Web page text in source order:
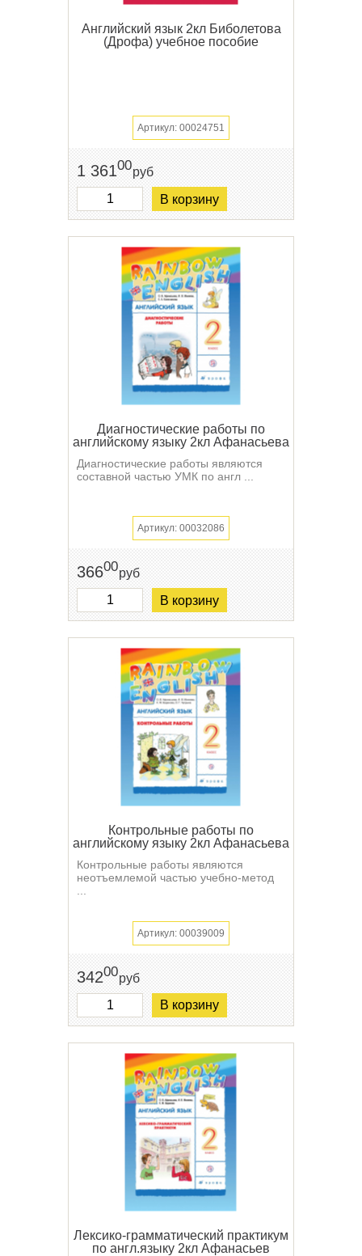
Английский язык 2кл Биболетова
(Дрофа) учебное пособие
Артикул: 00024751
1 36100руб
В корзину
Диагностические работы по
английскому языку 2кл Афанасьева
Диагностические работы являются
составной частью УМК по англ ...
Артикул: 00032086
36600руб
В корзину
Контрольные работы по
английскому языку 2кл Афанасьева
Контрольные работы являются
неотъемлемой частью учебно-метод
Артикул: 00039009
34200руб
В корзину
Лексико-грамматический практикум
по англ.языку 2кл Афанасьев